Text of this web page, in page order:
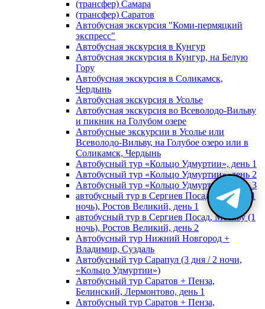
(трансфер) Самара
(трансфер) Саратов
Автобусная экскурсия "Коми-пермяцкий
экспресс"
Автобусная экскурсия в Кунгур
Автобусная экскурсия в Кунгур, на Белую
Гору
Автобусная экскурсия в Соликамск,
Чердынь
Автобусная экскурсия в Усолье
Автобусная экскурсия во Всеволодо-Вильву
и пикник на Голубом озере
Автобусные экскурсии в Усолье или
Всеволодо-Вильву, на Голубое озеро или в
Соликамск, Чердынь
Автобусный тур «Кольцо Удмуртии», день 1
Автобусный тур «Кольцо Удмуртии», день 2
Автобусный тур «Кольцо Удмуртии», день 3
автобусный тур в Сергиев Посад, Москву (1
ночь), Ростов Великий, день 1
автобусный тур в Сергиев Посад, Москву (1
ночь), Ростов Великий, день 2
Автобусный тур Нижний Новгород +
Владимир, Суздаль
Автобусный тур Сарапул (3 дня / 2 ночи,
«Кольцо Удмуртии»)
Автобусный тур Саратов + Пенза,
Белинский, Лермонтово, день 1
Автобусный тур Саратов + Пенза,